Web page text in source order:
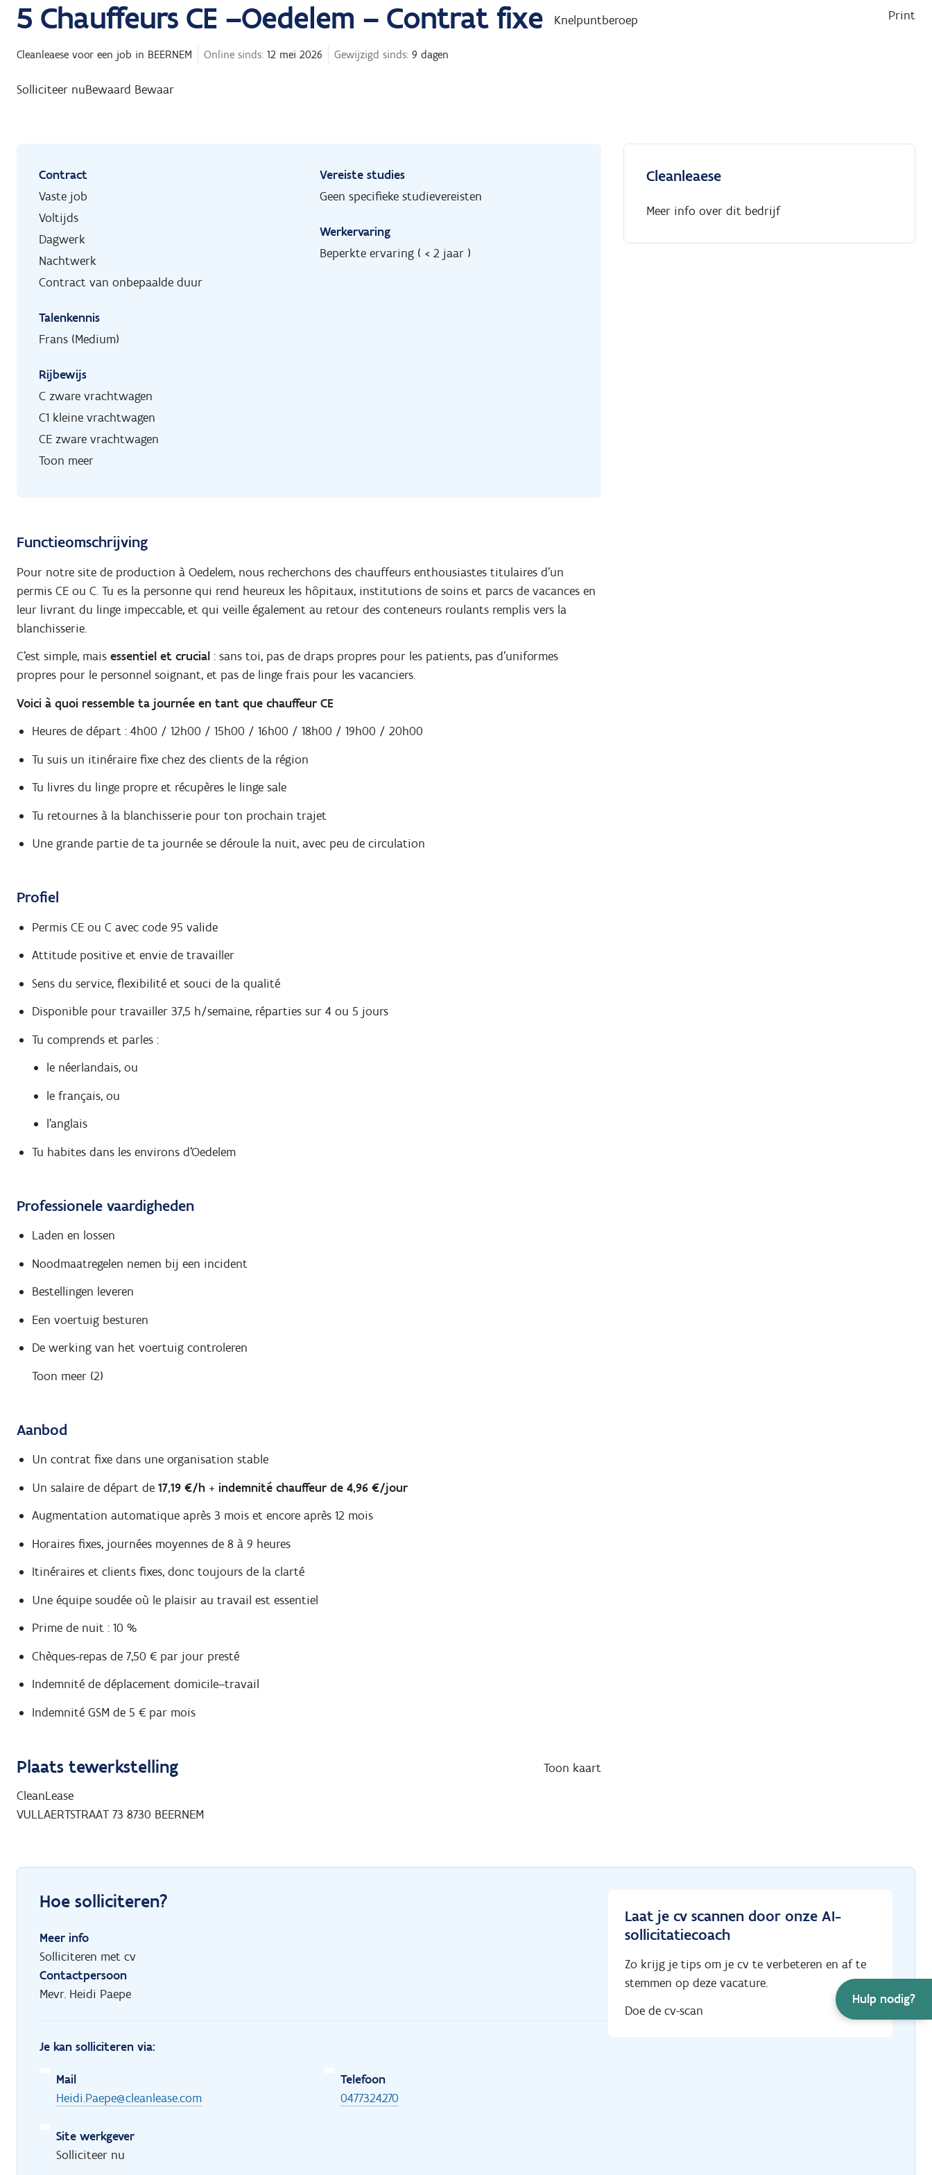
Hulp nodig?
5 Chauffeurs CE –Oedelem – Contrat fixe Knelpuntberoep Print
Cleanleaese voor een job in BEERNEM Online sinds: 12 mei 2026 Gewijzigd sinds: 9 dagen
Solliciteer nuBewaard Bewaar
Contract
Vaste job
Voltijds
Dagwerk
Nachtwerk
Contract van onbepaalde duur
Talenkennis
Frans (Medium)
Rijbewijs
C zware vrachtwagen
C1 kleine vrachtwagen
CE zware vrachtwagen
Toon meer
Vereiste studies
Geen specifieke studievereisten
Werkervaring
Beperkte ervaring ( < 2 jaar )
Functieomschrijving
Pour notre site de production à Oedelem, nous recherchons des chauffeurs enthousiastes titulaires d’un
permis CE ou C. Tu es la personne qui rend heureux les hôpitaux, institutions de soins et parcs de vacances en
leur livrant du linge impeccable, et qui veille également au retour des conteneurs roulants remplis vers la
blanchisserie.
C’est simple, mais essentiel et crucial : sans toi, pas de draps propres pour les patients, pas d’uniformes
propres pour le personnel soignant, et pas de linge frais pour les vacanciers.
Voici à quoi ressemble ta journée en tant que chauffeur CE
Heures de départ : 4h00 / 12h00 / 15h00 / 16h00 / 18h00 / 19h00 / 20h00
Tu suis un itinéraire fixe chez des clients de la région
Tu livres du linge propre et récupères le linge sale
Tu retournes à la blanchisserie pour ton prochain trajet
Une grande partie de ta journée se déroule la nuit, avec peu de circulation
Profiel
Permis CE ou C avec code 95 valide
Attitude positive et envie de travailler
Sens du service, flexibilité et souci de la qualité
Disponible pour travailler 37,5 h/semaine, réparties sur 4 ou 5 jours
Tu comprends et parles :
le néerlandais, ou
le français, ou
l’anglais
Tu habites dans les environs d’Oedelem
Professionele vaardigheden
Laden en lossen
Noodmaatregelen nemen bij een incident
Bestellingen leveren
Een voertuig besturen
De werking van het voertuig controleren
Toon meer (2)
Aanbod
Un contrat fixe dans une organisation stable
Un salaire de départ de 17,19 €/h+ indemnité chauffeur de 4,96 €/jour
Augmentation automatique après 3 mois et encore après 12 mois
Horaires fixes, journées moyennes de 8 à 9 heures
Itinéraires et clients fixes, donc toujours de la clarté
Une équipe soudée où le plaisir au travail est essentiel
Prime de nuit : 10 %
Chèques-repas de 7,50 € par jour presté
Indemnité de déplacement domicile–travail
Indemnité GSM de 5 € par mois
Plaats tewerkstelling Toon kaart
CleanLease
VULLAERTSTRAAT 73 8730 BEERNEM
Cleanleaese
Meer info over dit bedrijf
Hoe solliciteren?
Meer info
Solliciteren met cv
Contactpersoon
Mevr. Heidi Paepe
Je kan solliciteren via:
Mail
Heidi.Paepe@cleanlease.com
Telefoon
0477324270
Site werkgever
Solliciteer nu
Laat je cv scannen door onze AI-
sollicitatiecoach
Zo krijg je tips om je cv te verbeteren en af te
stemmen op deze vacature.
Doe de cv-scan